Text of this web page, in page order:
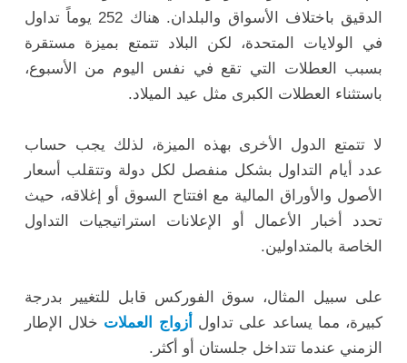
الدقيق باختلاف الأسواق والبلدان. هناك 252 يوماً تداول
في الولايات المتحدة، لكن البلاد تتمتع بميزة مستقرة
بسبب العطلات التي تقع في نفس اليوم من الأسبوع،
باستثناء العطلات الكبرى مثل عيد الميلاد.
لا تتمتع الدول الأخرى بهذه الميزة، لذلك يجب حساب
عدد أيام التداول بشكل منفصل لكل دولة وتتقلب أسعار
الأصول والأوراق المالية مع افتتاح السوق أو إغلاقه، حيث
تحدد أخبار الأعمال أو الإعلانات استراتيجيات التداول
الخاصة بالمتداولين.
على سبيل المثال، سوق الفوركس قابل للتغيير بدرجة
كبيرة، مما يساعد على تداول
أزواج العملات خلال الإطار
الزمني عندما تتداخل جلستان أو أكثر.